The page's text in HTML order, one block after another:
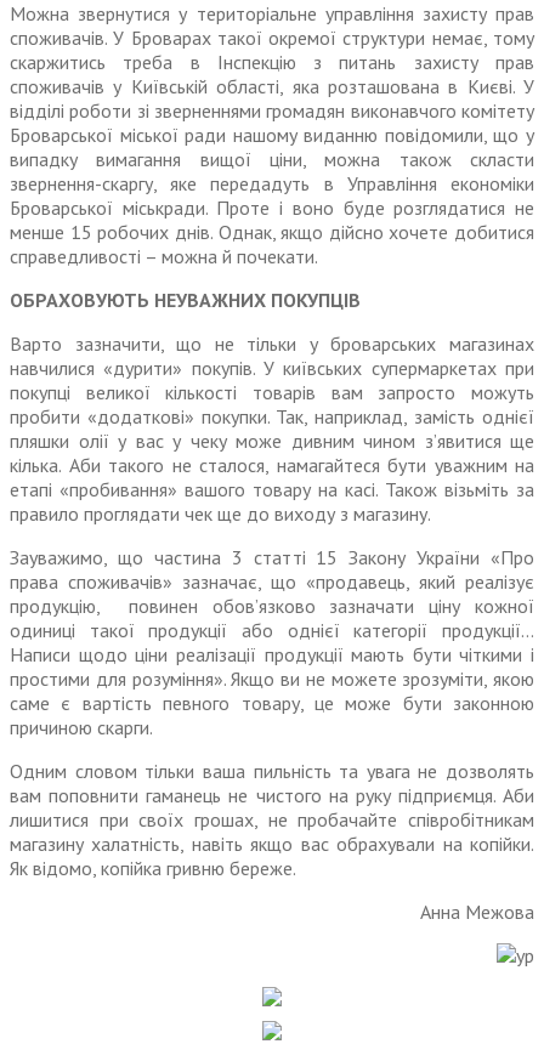
Можна звернутися у територіальне управління захисту прав
споживачів. У Броварах такої окремої структури немає, тому
скаржитись треба в Інспекцію з питань захисту прав
споживачів у Київській області, яка розташована в Києві. У
відділі роботи зі зверненнями громадян виконавчого комітету
Броварської міської ради нашому виданню повідомили, що у
випадку вимагання вищої ціни, можна також скласти
звернення-скаргу, яке передадуть в Управління економіки
Броварської міськради. Проте і воно буде розглядатися не
менше 15 робочих днів. Однак, якщо дійсно хочете добитися
справедливості – можна й почекати.
ОБРАХОВУЮТЬ НЕУВАЖНИХ ПОКУПЦІВ
Варто зазначити, що не тільки у броварських магазинах
навчилися «дурити» покупів. У київських супермаркетах при
покупці великої кількості товарів вам запросто можуть
пробити «додаткові» покупки. Так, наприклад, замість однієї
пляшки олії у вас у чеку може дивним чином з’явитися ще
кілька. Аби такого не сталося, намагайтеся бути уважним на
етапі «пробивання» вашого товару на касі. Також візьміть за
правило проглядати чек ще до виходу з магазину.
Зауважимо, що частина 3 статті 15 Закону України «Про
права споживачів» зазначає, що «продавець, який реалізує
продукцію, повинен обов’язково зазначати ціну кожної
одиниці такої продукції або однієї категорії продукції…
Написи щодо ціни реалізації продукції мають бути чіткими і
простими для розуміння». Якщо ви не можете зрозуміти, якою
саме є вартість певного товару, це може бути законною
причиною скарги.
Одним словом тільки ваша пильність та увага не дозволять
вам поповнити гаманець не чистого на руку підприємця. Аби
лишитися при своїх грошах, не пробачайте співробітникам
магазину халатність, навіть якщо вас обрахували на копійки.
Як відомо, копійка гривню береже.
Анна Межова